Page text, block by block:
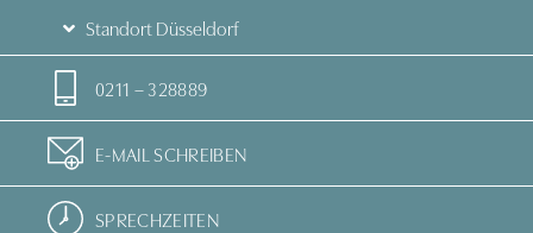
Standort Düsseldorf
0211 – 328889
E-MAIL SCHREIBEN
SPRECHZEITEN